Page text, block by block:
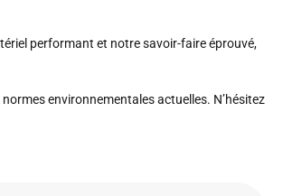
performant et notre savoir-faire éprouvé,
environnementales actuelles. N’hésitez